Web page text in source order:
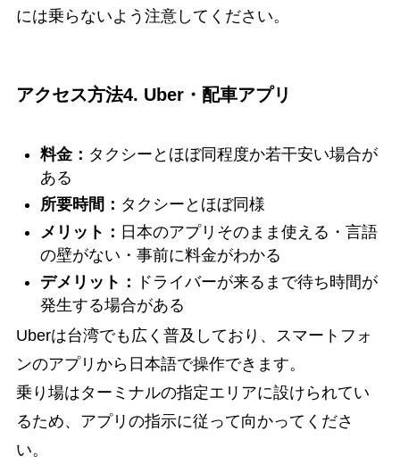
には乗らないよう注意してください。
アクセス方法4. Uber・配車アプリ
料金： タクシーとほぼ同程度か若干安い場合が
ある
所要時間： タクシーとほぼ同様
メリット： 日本のアプリそのまま使える・言語
の壁がない・事前に料金がわかる
デメリット：
ドライバーが来るまで待ち時間が
発生する場合がある
Uberは台湾でも広く普及しており、スマートフォ
ンのアプリから日本語で操作できます。
乗り場はターミナルの指定エリアに設けられてい
るため、アプリの指示に従って向かってくださ
い。